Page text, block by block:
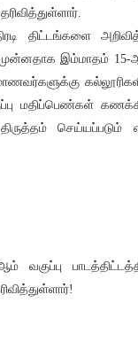
திட்டங்களை
இம்மாதம் 15-
மதிப்பெண்கள்
செய்யப்படும்
வகுப்பு